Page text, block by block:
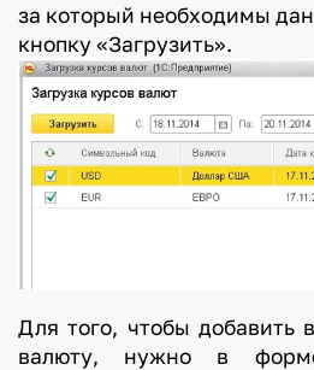
за который необходимы
кнопку
Для того, чтобы добавить
валюту, нужно в